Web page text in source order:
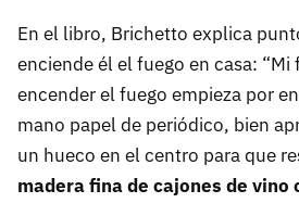
En el libro, Brichetto explica
enciende él el fuego en casa:
encender el fuego empieza por
mano papel de periódico, bien
un hueco en el centro para que
madera fina de cajones de vino